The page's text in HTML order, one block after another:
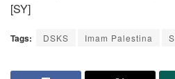
[SY]
Tags: DSKS Imam Palestina